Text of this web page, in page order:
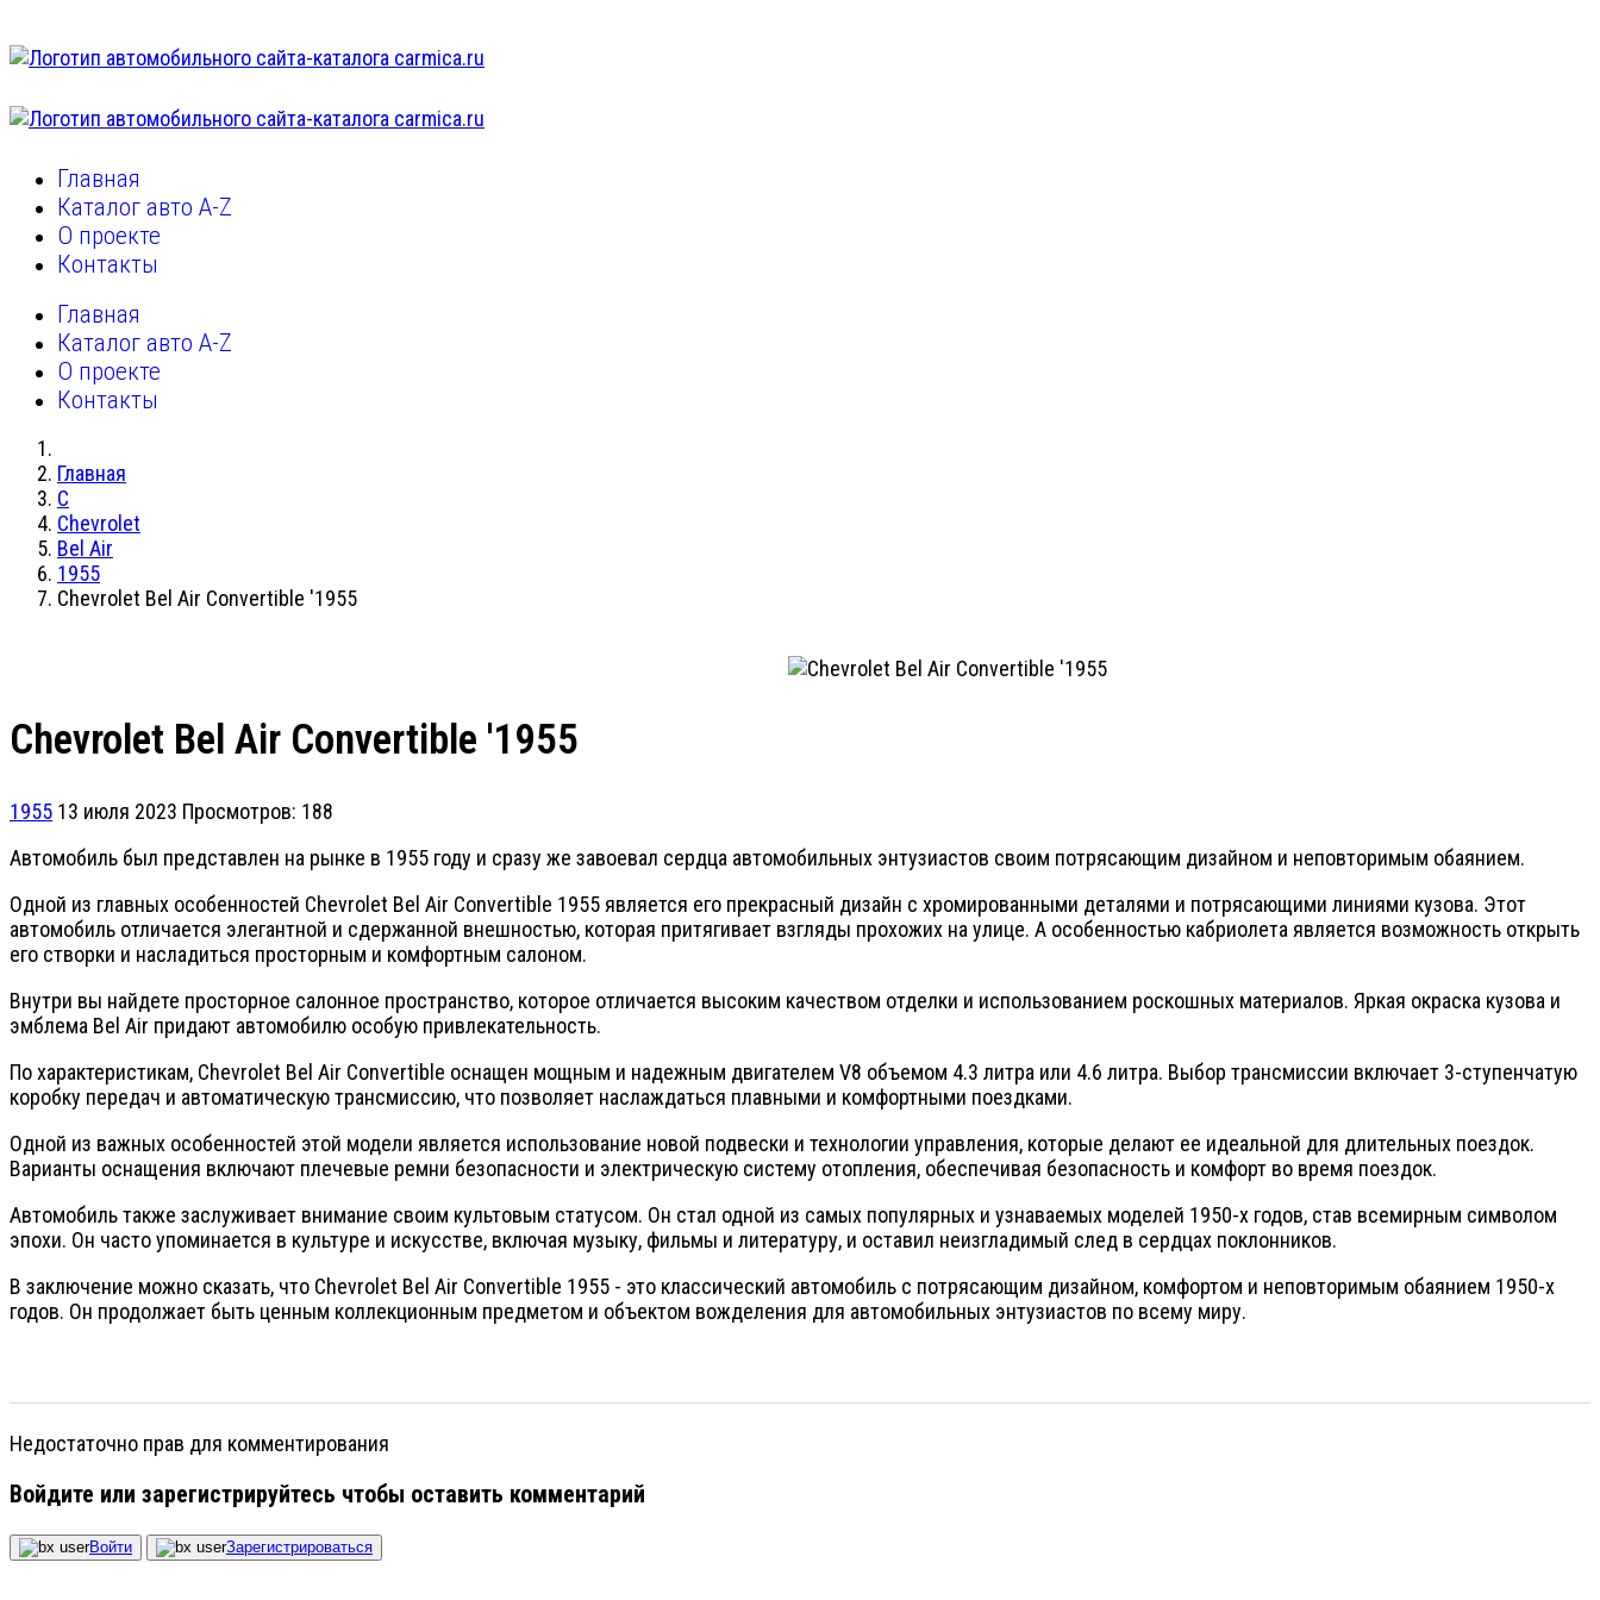
Главная
Каталог авто A-Z
О проекте
Контакты
Главная
Каталог авто A-Z
О проекте
Контакты
Главная
C
Chevrolet
Bel Air
1955
Chevrolet Bel Air Convertible '1955
Chevrolet Bel Air Convertible '1955
1955 13 июля 2023 Просмотров: 188
Автомобиль был представлен на рынке в 1955 году и сразу же завоевал сердца автомобильных энтузиастов своим потрясающим дизайном и неповторимым обаянием.
Одной из главных особенностей Chevrolet Bel Air Convertible 1955 является его прекрасный дизайн с хромированными деталями и потрясающими линиями кузова. Этот
автомобиль отличается элегантной и сдержанной внешностью, которая притягивает взгляды прохожих на улице. А особенностью кабриолета является возможность открыть
его створки и насладиться просторным и комфортным салоном.
Внутри вы найдете просторное салонное пространство, которое отличается высоким качеством отделки и использованием роскошных материалов. Яркая окраска кузова и
эмблема Bel Air придают автомобилю особую привлекательность.
По характеристикам, Chevrolet Bel Air Convertible оснащен мощным и надежным двигателем V8 объемом 4.3 литра или 4.6 литра. Выбор трансмиссии включает 3-ступенчатую
коробку передач и автоматическую трансмиссию, что позволяет наслаждаться плавными и комфортными поездками.
Одной из важных особенностей этой модели является использование новой подвески и технологии управления, которые делают ее идеальной для длительных поездок.
Варианты оснащения включают плечевые ремни безопасности и электрическую систему отопления, обеспечивая безопасность и комфорт во время поездок.
Автомобиль также заслуживает внимание своим культовым статусом. Он стал одной из самых популярных и узнаваемых моделей 1950-х годов, став всемирным символом
эпохи. Он часто упоминается в культуре и искусстве, включая музыку, фильмы и литературу, и оставил неизгладимый след в сердцах поклонников.
В заключение можно сказать, что Chevrolet Bel Air Convertible 1955 - это классический автомобиль с потрясающим дизайном, комфортом и неповторимым обаянием 1950-х
годов. Он продолжает быть ценным коллекционным предметом и объектом вожделения для автомобильных энтузиастов по всему миру.
Недостаточно прав для комментирования
Войдите или зарегистрируйтесь чтобы оставить комментарий
Войти Зарегистрироваться